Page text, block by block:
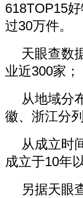
618TOP15
过30万件。
天眼查数
业近300家；
从地域分
徽、浙江分
从成立时
成立于10年
另据天眼